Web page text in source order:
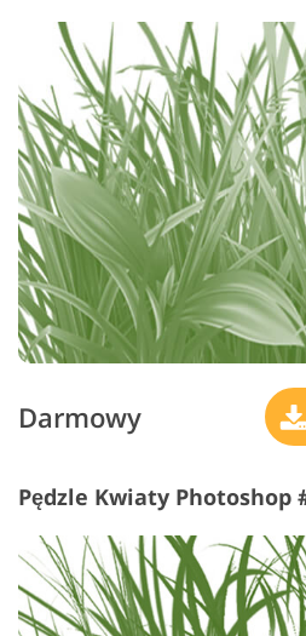
Darmowy
Pędzle Kwiaty Photoshop